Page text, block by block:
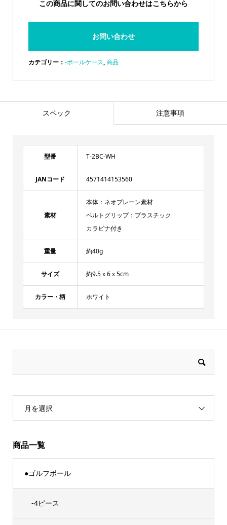
この商品に関してのお問い合わせはこちらから
お問い合わせ
カテゴリー： -ボールケース,商品
スペック 注意事項
型番 T-2BC-WH
JANコード 4571414153560
素材
本体：ネオプレーン素材
ベルトグリップ：プラスチック
カラビナ付き
重量 約40g
サイズ 約9.5ｘ6ｘ5cm
カラー・柄 ホワイト
月を選択
商品一覧
●ゴルフボール
-4ピース